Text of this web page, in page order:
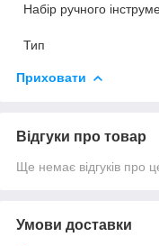
Набір ручного
Тип
Приховати
Відгуки про товар
Ще немає відгуків про
Умови доставки